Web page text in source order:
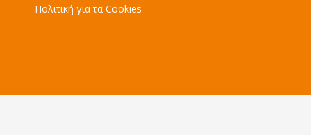
Πολιτική για τα Cookies